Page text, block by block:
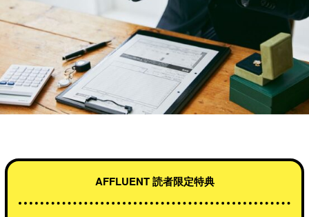
AFFLUENT 読者限定特典